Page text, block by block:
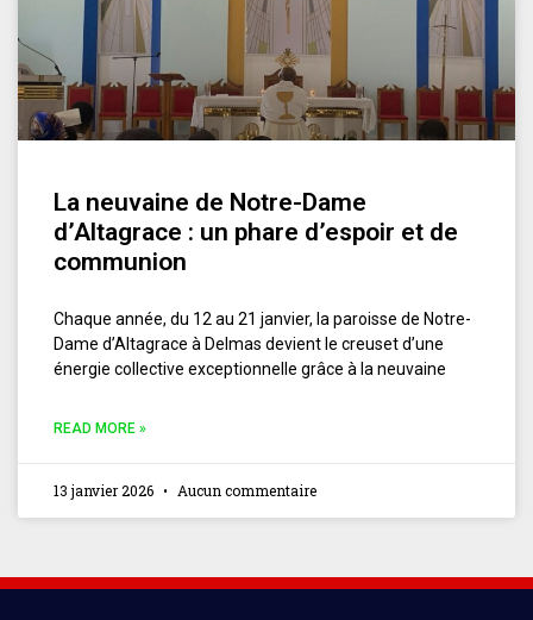
La neuvaine de Notre-Dame
d’Altagrace : un phare d’espoir et de
communion
Chaque année, du 12 au 21 janvier, la paroisse de Notre-
Dame d’Altagrace à Delmas devient le creuset d’une
énergie collective exceptionnelle grâce à la neuvaine
READ MORE »
13 janvier 2026 Aucun commentaire